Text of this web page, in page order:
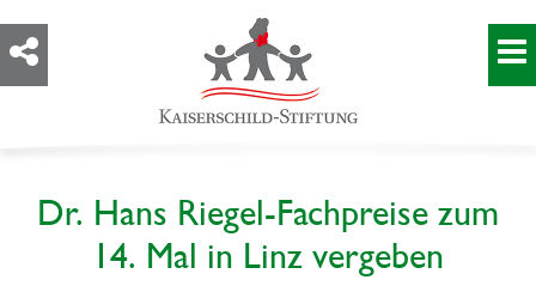
Dr. Hans Riegel-Fachpreise zum
14. Mal in Linz vergeben